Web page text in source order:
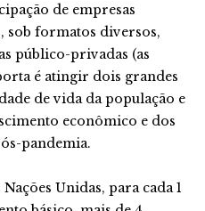
de empresas
sob formatos diversos,
público-privadas (as
é atingir dois grandes
de vida da população e
econômico e dos
pandemia.
Unidas, para cada 1